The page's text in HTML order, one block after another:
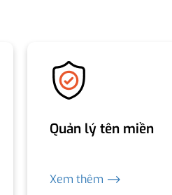
Quản lý tên miền
Xem thêm ⟶